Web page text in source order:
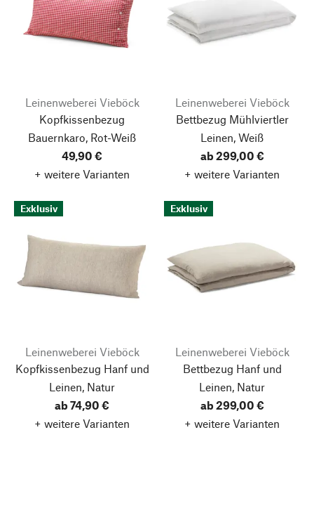
Leinenweberei Vieböck
Kopfkissenbezug
Bauernkaro, Rot-Weiß
49,90 €
+ weitere Varianten
Leinenweberei Vieböck
Bettbezug Mühlviertler
Leinen, Weiß
ab 299,00 €
+ weitere Varianten
Exklusiv
Leinenweberei Vieböck
Kopfkissenbezug Hanf und
Leinen, Natur
ab 74,90 €
+ weitere Varianten
Exklusiv
Leinenweberei Vieböck
Bettbezug Hanf und
Leinen, Natur
ab 299,00 €
+ weitere Varianten